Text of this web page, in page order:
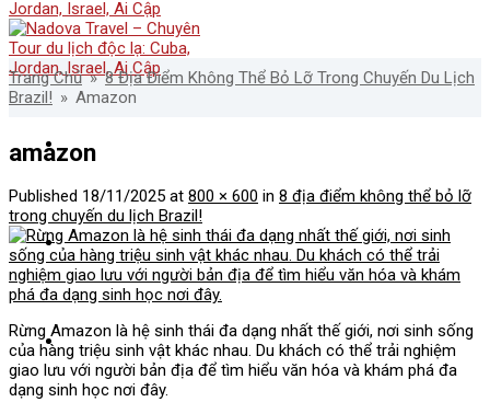
Tour nước ngoài
Tour Nội Địa
Trang Chủ » 8 Địa Điểm Không Thể Bỏ Lỡ Trong Chuyến Du Lịch
Brazil! » Amazon
amazon
Published 18/11/2025 at 800 × 600 in 8 địa điểm không thể bỏ lỡ
trong chuyến du lịch Brazil!
Rừng Amazon là hệ sinh thái đa dạng nhất thế giới, nơi sinh sống
của hàng triệu sinh vật khác nhau. Du khách có thể trải nghiệm
giao lưu với người bản địa để tìm hiểu văn hóa và khám phá đa
dạng sinh học nơi đây.